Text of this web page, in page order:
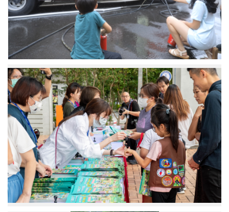
動
消
防
灑
車
推
廣
防
災
觀
念。
中
研
院
「兒
童
科
普
日」
特
別
製
作
限
量
版
兒